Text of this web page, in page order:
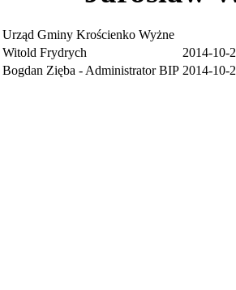
Urząd Gminy Krościenko Wyżne
Witold Frydrych
2014-10-
Bogdan Zięba - Administrator BIP 2014-10-